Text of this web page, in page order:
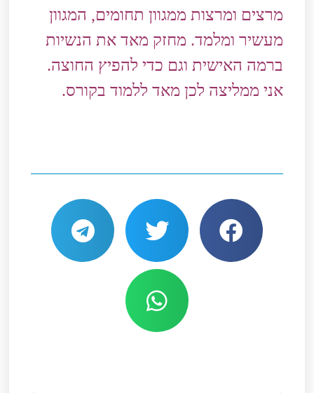
מרצים ומרצות ממגוון תחומים, המגוון
מעשיר ומלמד. מחזק מאד את הנשיות
ברמה האישית וגם כדי להפיץ החוצה.
אני ממליצה לכן מאד ללמוד בקורס.